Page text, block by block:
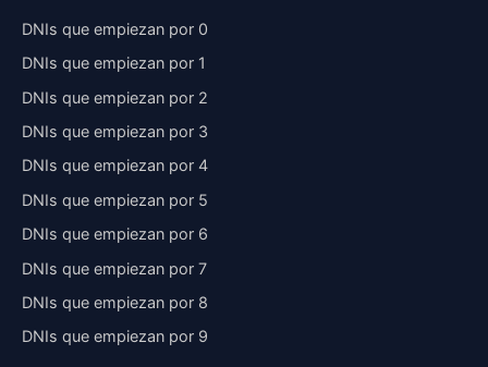
DNIs que empiezan por 0
DNIs que empiezan por 1
DNIs que empiezan por 2
DNIs que empiezan por 3
DNIs que empiezan por 4
DNIs que empiezan por 5
DNIs que empiezan por 6
DNIs que empiezan por 7
DNIs que empiezan por 8
DNIs que empiezan por 9